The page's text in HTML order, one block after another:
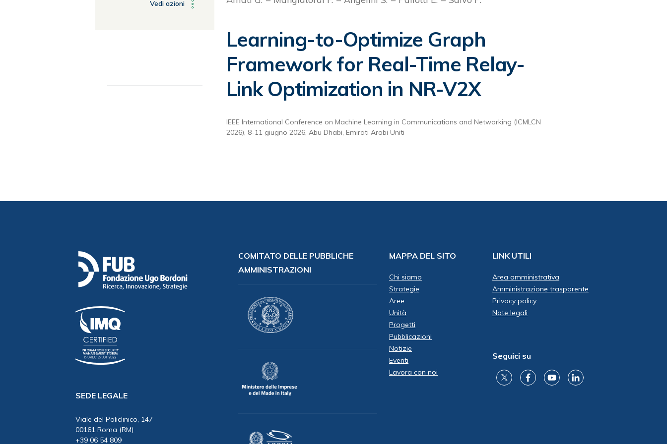
Learning-to-Optimize Graph
Framework for Real-Time Relay-
Link Optimization in NR-V2X
IEEE International Conference on Machine Learning in Communications and Networking (ICMLCN
2026), 8-11 giugno 2026, Abu Dhabi, Emirati Arabi Uniti
Vedi azioni
SEDE LEGALE
Viale del Policlinico, 147
00161 Roma (RM)
+39 06 54 809
COMITATO DELLE PUBBLICHE
AMMINISTRAZIONI
MAPPA DEL SITO
Chi siamo
Strategie
Aree
Unità
Progetti
Pubblicazioni
Notizie
Eventi
Lavora con noi
LINK UTILI
Area amministrativa
Amministrazione trasparente
Privacy policy
Note legali
Seguici su